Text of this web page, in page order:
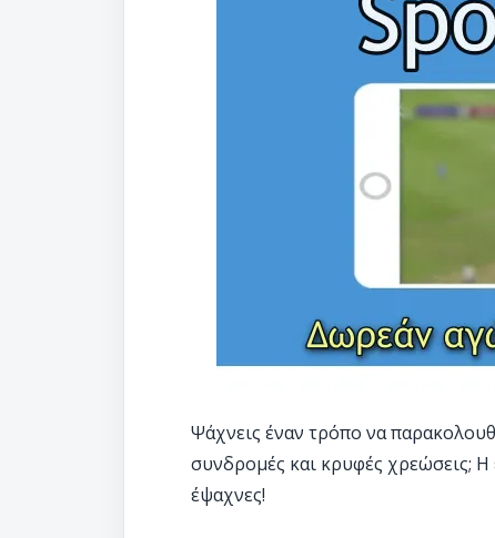
Ψάχνεις έναν τρόπο να
συνδρομές και κρυφές χρεώσεις;
έψαχνες!